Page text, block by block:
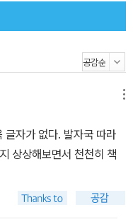
하게 하고, 눈길이 편안
반에 펼쳐진 여백이 풍성한
속 이야기를 마음껏 풀어
위에 찍힌 여러 동물 발자
그림책에서 벗어나, 추리력
보여 주는 재치가 돋보인
, 한쪽 어깨에 판자를 올
증맞은 움직임을 잘 포착
든 잘 해 내는 아이의 독
글자가 없다. 발자국 따라
상상해보면서 천천히 책